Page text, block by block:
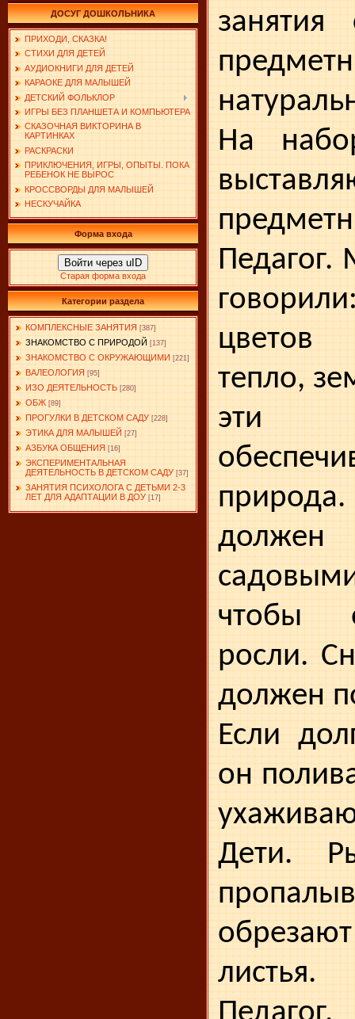
ДОСУГ ДОШКОЛЬНИКА
ПРИХОДИ, СКАЗКА!
СТИХИ ДЛЯ ДЕТЕЙ
АУДИОКНИГИ ДЛЯ ДЕТЕЙ
КАРАОКЕ ДЛЯ МАЛЫШЕЙ
ДЕТСКИЙ ФОЛЬКЛОР
ИГРЫ БЕЗ ПЛАНШЕТА И КОМПЬЮТЕРА
СКАЗОЧНАЯ ВИКТОРИНА В
КАРТИНКАХ
РАСКРАСКИ
ПРИКЛЮЧЕНИЯ, ИГРЫ, ОПЫТЫ. ПОКА
РЕБЕНОК НЕ ВЫРОС
КРОССВОРДЫ ДЛЯ МАЛЫШЕЙ
НЕСКУЧАЙКА
Форма входа
Войти через uID
Старая форма входа
Категории раздела
КОМПЛЕКСНЫЕ ЗАНЯТИЯ [387]
ЗНАКОМСТВО С ПРИРОДОЙ [137]
ЗНАКОМСТВО С ОКРУЖАЮЩИМИ [221]
ВАЛЕОЛОГИЯ [95]
ИЗО ДЕЯТЕЛЬНОСТЬ [280]
ОБЖ [89]
ПРОГУЛКИ В ДЕТСКОМ САДУ [228]
ЭТИКА ДЛЯ МАЛЫШЕЙ [27]
АЗБУКА ОБЩЕНИЯ [16]
ЭКСПЕРИМЕНТАЛЬНАЯ
ДЕЯТЕЛЬНОСТЬ В ДЕТСКОМ САДУ [37]
ЗАНЯТИЯ ПСИХОЛОГА С ДЕТЬМИ 2-3
ЛЕТ ДЛЯ АДАПТАЦИИ В ДОУ [17]
На
цветов
тепло,
эти
должен
чтобы
росли.
должен
Если
он
Дети.
листья.